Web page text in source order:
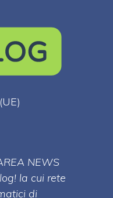
NEWS
la cui rete
di